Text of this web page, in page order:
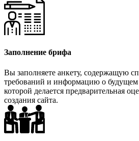
Заполнение брифа
Вы заполняете анкету, содержащую
требований и информацию о будущем
которой делается предварительная
создания сайта.